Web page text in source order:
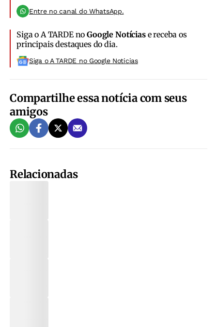
Entre no canal do WhatsApp.
Siga o A TARDE noGoogle Notíciase receba os
principais destaques do dia.
Siga o A TARDE no Google Noticias
Compartilhe essa notícia com seus
amigos
Relacionadas